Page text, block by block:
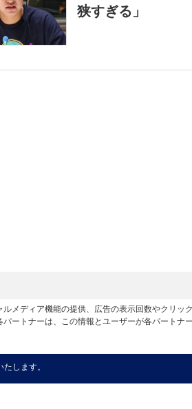
狭すぎる」
メディア機能の提供、広告の表示回数やクリ
ートナーは、この情報とユーザーが各パート
します。